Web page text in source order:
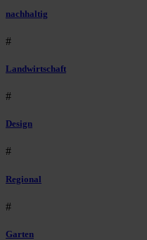
nachhaltig
#
Landwirtschaft
#
Design
#
Regional
#
Garten